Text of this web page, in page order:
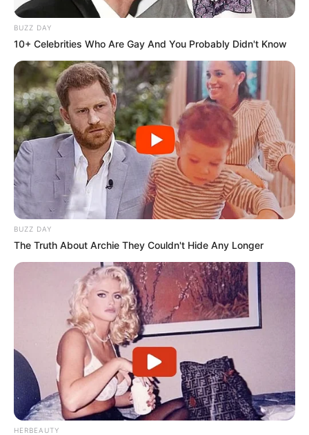
Clique aqui para entrar no grupo
BUZZ DAY
10+ Celebrities Who Are Gay And You Probably Didn't Know
BUZZ DAY
The Truth About Archie They Couldn't Hide Any Longer
HERBEAUTY